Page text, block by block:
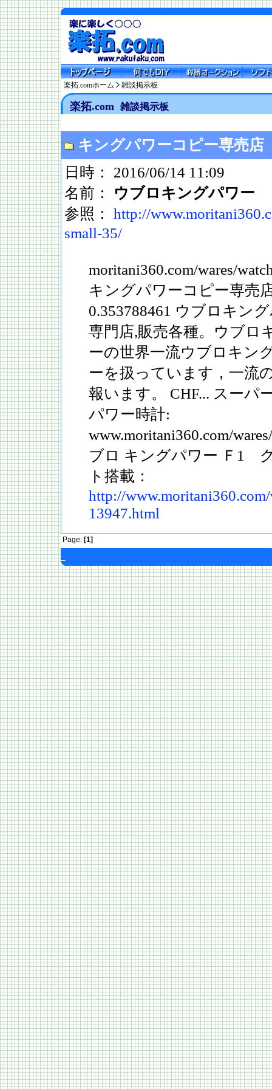
楽拓.comホーム 雑談掲示板
楽拓.com 雑談掲示板
キングパワーコピー専売店
日時： 2016/06/14 11:09
名前：
ウブロキングパワー
参照： http://
small-35/
moritani360.com/wares/
キングパワーコピー専売
0.353788461 ウブロキン
専門店,販売各種。ウブロ
ーの世界一流ウブロキン
ーを扱っています，一流
報います。 CHF... スーパ
パワー時計:
www.moritani360.com/
ブロ キングパワー Ｆ1
ト搭載：
http://
13947.html
Page: [1]